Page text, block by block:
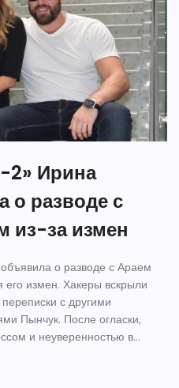
2» Ирина
о разводе с
из-за измен
о разводе с Араем
измен. Хакеры вскрыли
с другими
Пынчук. После огласки,
и неуверенностью в